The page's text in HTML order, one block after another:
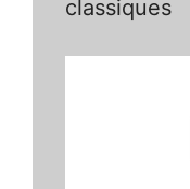
classiques